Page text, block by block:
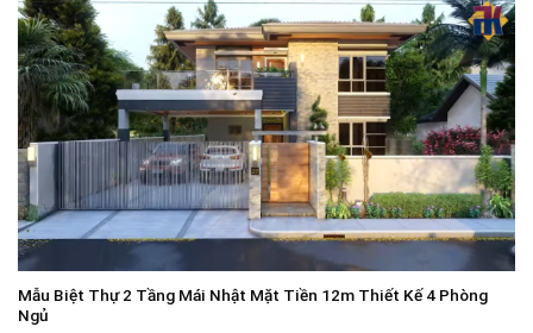
Mẫu Biệt Thự 2 Tầng Mái Nhật Mặt Tiền 12m Thiết Kế 4 Phòng
Ngủ